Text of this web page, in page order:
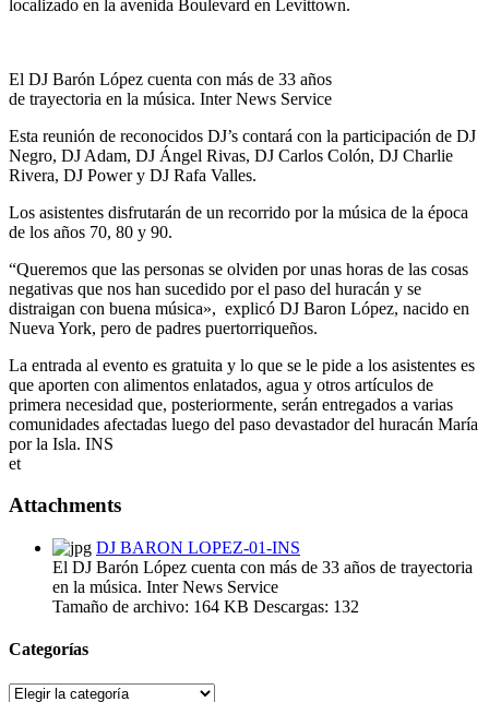
localizado en la avenida Boulevard en Levittown.
El DJ Barón López cuenta con más de 33 años
de trayectoria en la música. Inter News Service
Esta reunión de reconocidos DJ’s contará con la participación de DJ
Negro, DJ Adam, DJ Ángel Rivas, DJ Carlos Colón, DJ Charlie
Rivera, DJ Power y DJ Rafa Valles.
Los asistentes disfrutarán de un recorrido por la música de la época
de los años 70, 80 y 90.
“Queremos que las personas se olviden por unas horas de las cosas
negativas que nos han sucedido por el paso del huracán y se
distraigan con buena música», explicó DJ Baron López, nacido en
Nueva York, pero de padres puertorriqueños.
La entrada al evento es gratuita y lo que se le pide a los asistentes es
que aporten con alimentos enlatados, agua y otros artículos de
primera necesidad que, posteriormente, serán entregados a varias
comunidades afectadas luego del paso devastador del huracán María
por la Isla. INS
et
Attachments
DJ BARON LOPEZ-01-INS
El DJ Barón López cuenta con más de 33 años de trayectoria
en la música. Inter News Service
Tamaño de archivo: 164 KB Descargas: 132
Categorías
Categorías